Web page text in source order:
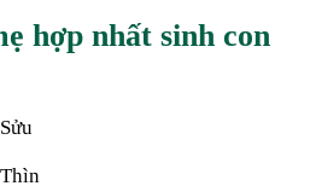
hợp nhất sinh con
Sửu
Thìn